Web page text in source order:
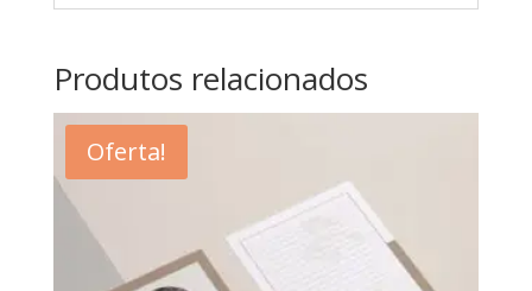
Produtos relacionados
Oferta!